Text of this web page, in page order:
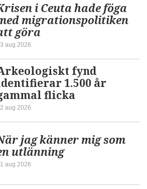
i Ceuta hade föga
migrationspolitiken
göra
aug 2026
fynd
1.500 år
flicka
aug 2026
jag känner mig som
utlänning
aug 2026